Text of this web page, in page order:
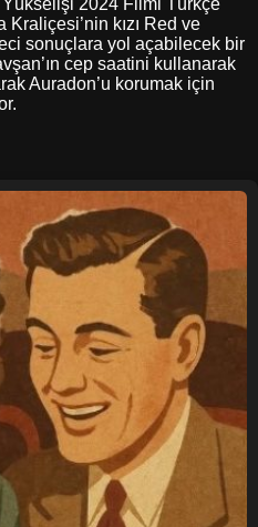
Yükselişi 2024 Filmi Türkçe
Kraliçesi’nin kızı Red ve
sonuçlara yol açabilecek bir
cep saatini kullanarak
Auradon’u korumak için